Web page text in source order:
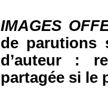
IMAGES
de parutions
d’auteur :
partagée si le